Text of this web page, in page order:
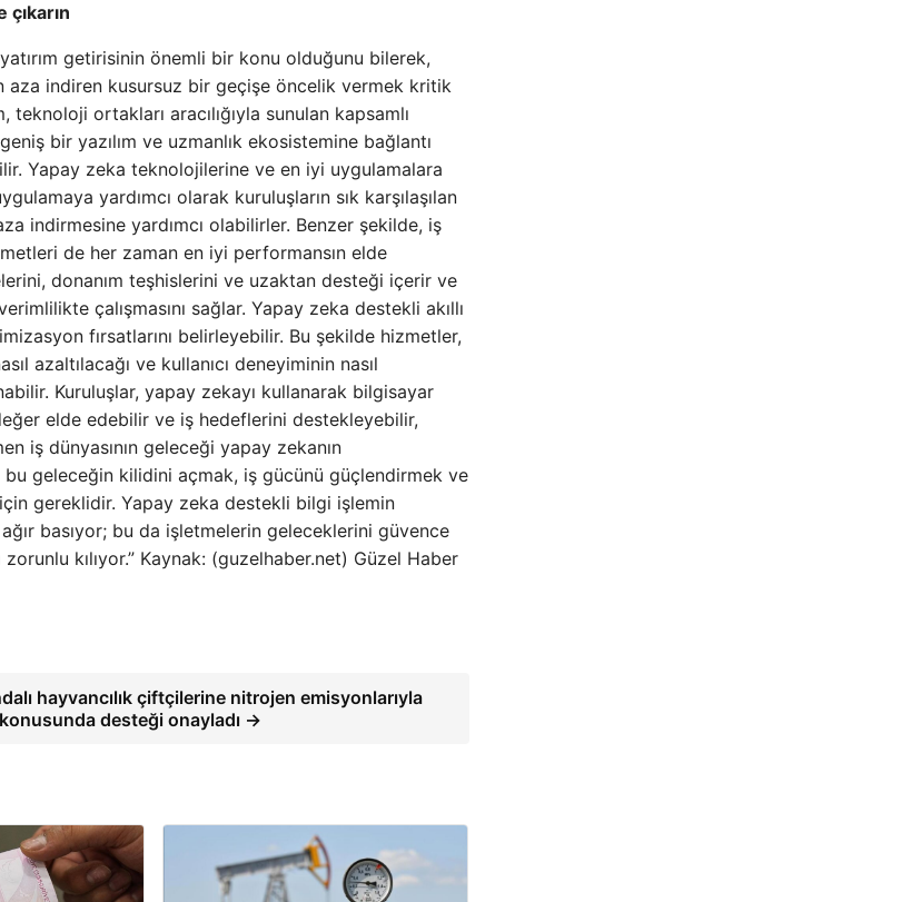
getirisinin önemli bir konu olduğunu bilerek,
indiren kusursuz bir geçişe öncelik vermek kritik
ortakları aracılığıyla sunulan kapsamlı
bir yazılım ve uzmanlık ekosistemine bağlantı
Yapay zeka teknolojilerine ve en iyi uygulamalara
yardımcı olarak kuruluşların sık karşılaşılan
indirmesine yardımcı olabilirler. Benzer şekilde, iş
de her zaman en iyi performansın elde
donanım teşhislerini ve uzaktan desteği içerir ve
çalışmasını sağlar. Yapay zeka destekli akıllı
fırsatlarını belirleyebilir. Bu şekilde hizmetler,
azaltılacağı ve kullanıcı deneyiminin nasıl
Kuruluşlar, yapay zekayı kullanarak bilgisayar
elde edebilir ve iş hedeflerini destekleyebilir,
iş dünyasının geleceği yapay zekanın
geleceğin kilidini açmak, iş gücünü güçlendirmek ve
gereklidir. Yapay zeka destekli bilgi işlemin
basıyor; bu da işletmelerin geleceklerini güvence
kılıyor.” Kaynak: (guzelhaber.net) Güzel Haber
hayvancılık çiftçilerine nitrojen emisyonlarıyla
desteği onayladı →